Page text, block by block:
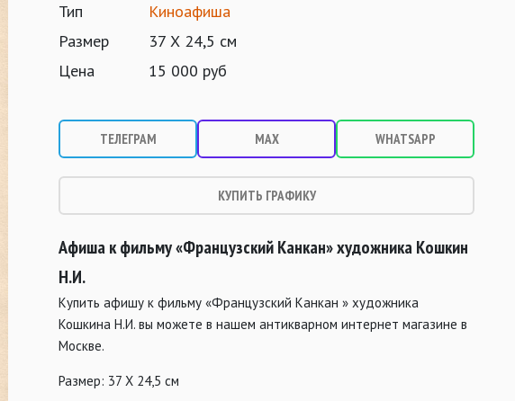
Тип
Киноафиша
Размер
37 Х 24,5 см
Цена
15 000 руб
ТЕЛЕГРАМ MAX WHATSAPP
КУПИТЬ ГРАФИКУ
Афиша к фильму «Французский Канкан» художника Кошкин
Н.И.
Купить афишу к фильму «Французский Канкан » художника
Кошкина Н.И. вы можете в нашем антикварном интернет магазине в
Москве.
Размер: 37 Х 24,5 см